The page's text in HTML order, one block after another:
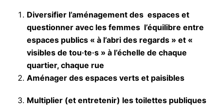
Diversifier l’aménagement des espaces et
questionner avec les femmes l’équilibre entre
espaces publics « à l’abri des regards » et «
visibles de tou·te·s » à l’échelle de chaque
quartier, chaque rue
Aménager des espaces verts et paisibles
Multiplier (et entretenir) les toilettes publiques